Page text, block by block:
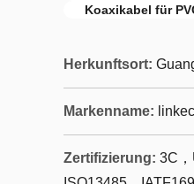
Koaxikabel für
Herkunftsort:
Markenname:
Zertifizierung: 3C